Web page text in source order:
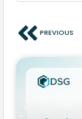
PREVIOUS